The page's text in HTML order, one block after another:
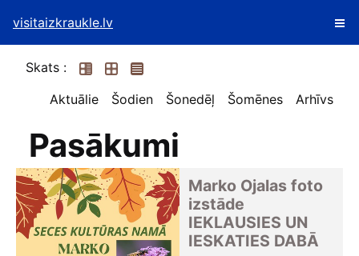
visitaizkraukle.lv
Skats :
Aktuālie
Šodien Šonedēļ Šomēnes Arhīvs
Pasākumi
Marko Ojalas foto
izstāde
IEKLAUSIES UN
IESKATIES DABĀ